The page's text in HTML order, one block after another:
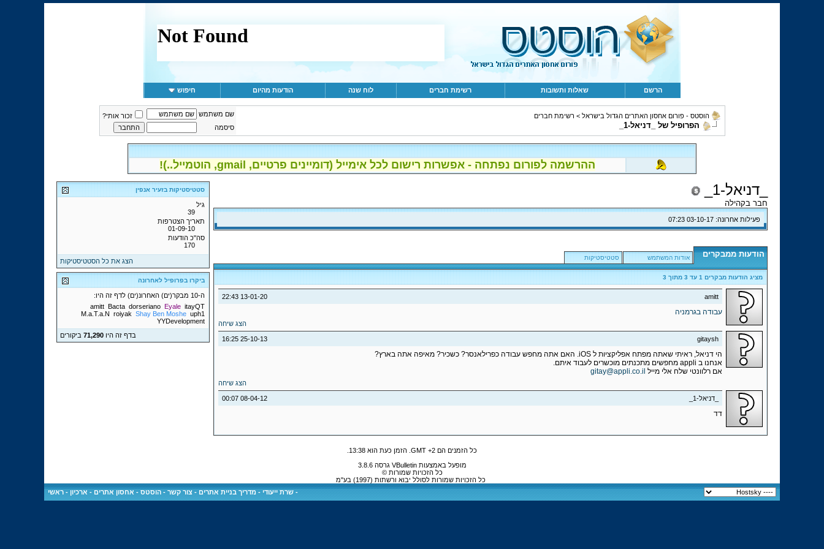
הרשם שאלות ותשובות רשימת חברים לוח שנה הודעות מהיום חיפוש
הוסטס - פורום אחסון האתרים הגדול בישראל > רשימת חברים
הפרופיל של _דניאל-1_
שם משתמש
זכור אותי?
סיסמה
ההרשמה לפורום נפתחה - אפשרות רישום לכל אימייל (דומיינים פרטיים, gmail, הוטמייל..)!
_דניאל-1_
חבר בקהילה
פעילות אחרונה: 07:23
הודעות ממבקרים אודות המשתמש סטטיסטיקות
מציג הודעות מבקרים 1 עד 3מתוך 3
13-01-20
22:43 amitt
עבודה בגרמניה
הצג שיחה
25-10-13
16:25 gitaysh
הי דניאל, ראיתי שאתה מפתח אפליקציות ל iOS. האם אתה מחפש עבודה כפרילאנסר? כשכיר? מאיפה אתה בארץ?
אנחנו ב appli מחפשים מתכנתים מוכשרים לעבוד איתם.
אם רלוונטי שלח אלי מייל gitay@appli.co.il
הצג שיחה
08-04-12
00:07 _דניאל-1_
דד
סטטיסטיקות בזעיר אנפין
גיל
39
תאריך הצטרפות
01-09-10
סה"כ הודעות
170
הצג את כל הסטטיסטיקות
ביקרו בפרופיל לאחרונה
ה-10 מבקר(ים) האחרונ(ים) לדף זה היו:
amitt Bacta dorseriano Eyale itayQT
M.a.T.a.N roiyak Shay Ben Moshe uph1
YYDevelopment
בדף זה היו71,290 ביקורים
כל הזמנים הם GMT +2. הזמן כעת הוא 13:38
מופעל באמצעות VBulletin גרסה 3.8.6
כל הזכויות שמורות ©
כל הזכויות שמורות לסולל יבוא ורשתות (1997) בע"מ
- שרת ייעודי - מדריך בניית אתרים - צור קשר - הוסטס - אחסון אתרים - ארכיון - ראשי